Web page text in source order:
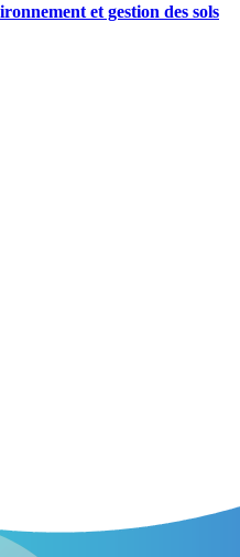
et gestion des sols